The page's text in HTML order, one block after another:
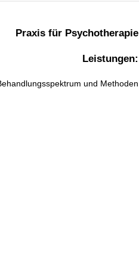
Praxis für Psychotherapie
Leistungen:
und Methoden